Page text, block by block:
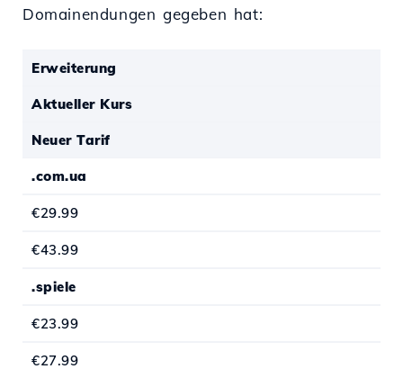
Domainendungen gegeben hat:
Erweiterung
Aktueller Kurs
Neuer Tarif
.com.ua
€29.99
€43.99
.spiele
€23.99
€27.99